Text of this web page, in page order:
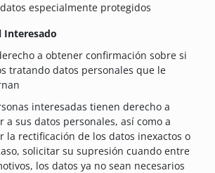
especialmente protegidos
Interesado
a obtener confirmación sobre si
tratando datos personales que le
interesadas tienen derecho a
a sus datos personales, así como a
la rectificación de los datos inexactos o
solicitar su supresión cuando entre
los datos ya no sean necesarios